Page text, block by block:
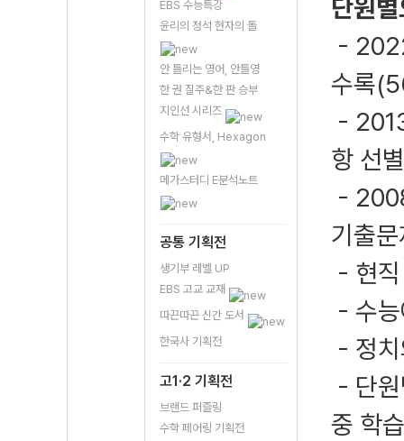
EBS 수능특강
윤리의 정석 현자의 돌
안 틀리는 영어, 안틀영
한 권 질주&한 판 승부
지인선 시리즈
수학 유형서, Hexagon
메가스터디 E분석노트
공통 기획전
생기부 레벨 UP
EBS 고교 교재
따끈따끈 신간 도서
한국사 기획전
고1·2 기획전
브랜드 퍼즐링
수학 페어링 기획전
단원
-
수록
-
항 선
-
기출
- 현
- 수
- 정
- 단
중 학